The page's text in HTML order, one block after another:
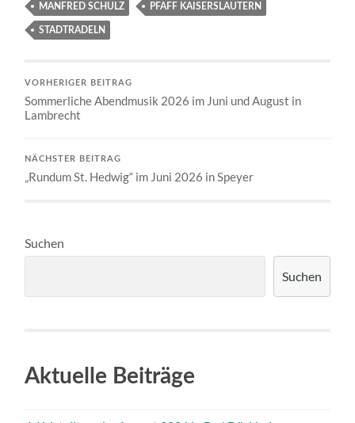
MANFRED SCHULZ PFAFF KAISERSLAUTERN
STADTRADELN
VORHERIGER BEITRAG
Sommerliche Abendmusik 2026 im Juni und August in
Lambrecht
NÄCHSTER BEITRAG
„Rundum St. Hedwig“ im Juni 2026 in Speyer
Suchen
Suchen
Aktuelle Beiträge